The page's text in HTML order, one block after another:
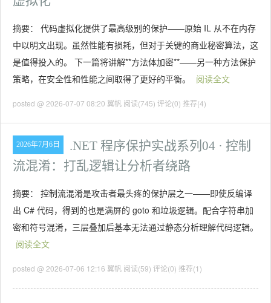
摘要： 代码虚拟化提供了最高级别的保护——原始 IL 从不在内存
中以明文出现。虽然性能有损耗，但对于关键的商业秘密算法，这
是值得投入的。 下一篇将讲解**方法体加密**——另一种方法保护
策略，在安全性和性能之间取得了更好的平衡。
阅读全文
posted @ 2026-07-07 08:20 翼帆 阅读(745) 评论(0) 推荐(4)
2026年7月6日
.NET 程序保护实战系列04 · 控制
流混淆：打乱逻辑让分析者绕路
摘要： 控制流混淆是攻击者最头疼的保护层之一——即使反编译
出 C# 代码，得到的也是满屏的 goto 和垃圾逻辑。配合字符串加
密和符号混淆，三层叠加后基本无法通过静态分析理解代码逻辑。
阅读全文
posted @ 2026-07-06 12:16 翼帆 阅读(59) 评论(0) 推荐(1)